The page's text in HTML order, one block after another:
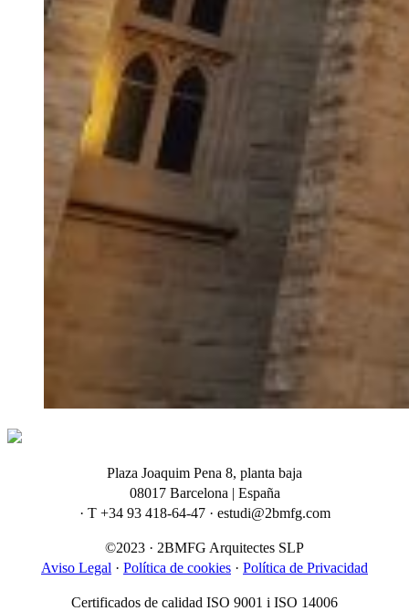
Plaza Joaquim Pena 8, planta baja
08017 Barcelona | España
· T +34 93 418-64-47 · estudi@2bmfg.com
©2023 · 2BMFG Arquitectes SLP
Aviso Legal · Política de cookies · Política de Privacidad
Certificados de calidad ISO 9001 i ISO 14006